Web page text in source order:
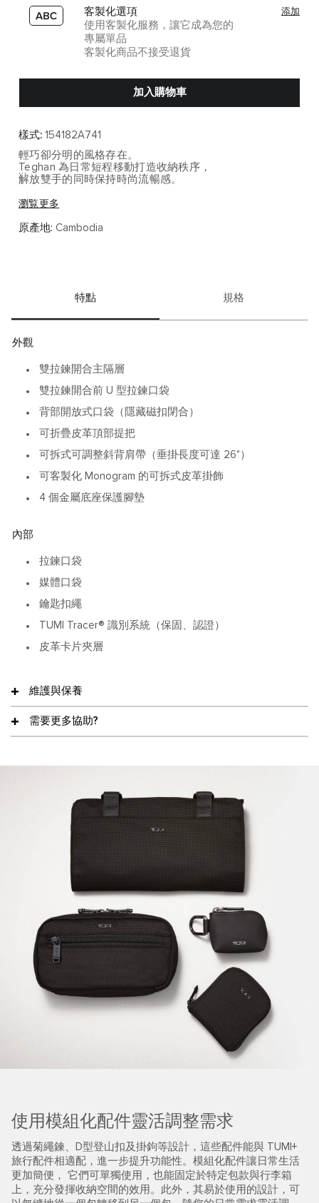
客製化選項
使用客製化服務，讓它成為您的
專屬單品
客製化商品不接受退貨
添加
加入購物車
樣式: 154182A741
輕巧卻分明的風格存在。
Teghan 為日常短程移動打造收納秩序，
解放雙手的同時保持時尚流暢感。
讓日常收納擁有更優雅的呈現方式，
瀏覧更多
原產地: Cambodia
特點 規格
外觀
雙拉鍊開合主隔層
雙拉鍊開合前 U 型拉鍊口袋
背部開放式口袋（隱藏磁扣閉合）
可折疊皮革頂部提把
可拆式可調整斜背肩帶（垂掛長度可達 26"）
可客製化 Monogram 的可拆式皮革掛飾
4 個金屬底座保護腳墊
內部
拉鍊口袋
媒體口袋
鑰匙扣繩
TUMI Tracer® 識別系統（保固、認證）
皮革卡片夾層
維護與保養
需要更多協助?
使用模組化配件靈活調整需求
透過菊繩鍊、D型登山扣及掛鉤等設計，這些配件能與 TUMI+
旅行配件相適配，進一步提升功能性。模組化配件讓日常生活
更加簡便， 它們可單獨使用，也能固定於特定包款與行李箱
上，充分發揮收納空間的效用。此外，其易於使用的設計，可